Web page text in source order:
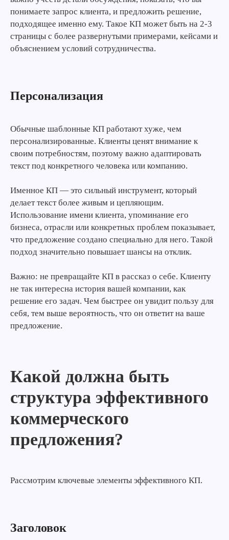
понимаете запрос клиента, и предложить решение,
подходящее именно ему. Такое КП может быть на 2-3
страницы с более развернутыми примерами, кейсами и
объяснением условий сотрудничества.
Персонализация
Обычные шаблонные КП работают хуже, чем
персонализированные. Клиенты ценят внимание к
своим потребностям, поэтому важно адаптировать
текст под конкретного человека или компанию.
Именное КП — это сильный инструмент, который
делает текст более живым и цепляющим.
Использование имени клиента, упоминание его
бизнеса, отрасли или конкретных проблем показывает,
что предложение создано специально для него. Такой
подход значительно повышает шансы на отклик.
Важно: не превращайте КП в рассказ о себе. Клиенту
не так интересна история вашей компании, как
решение его задач. Чем быстрее он увидит пользу для
себя, тем выше вероятность, что он ответит на ваше
предложение.
Какой должна быть
структура эффективного
коммерческого
предложения?
Рассмотрим ключевые элементы эффективного КП.
Заголовок